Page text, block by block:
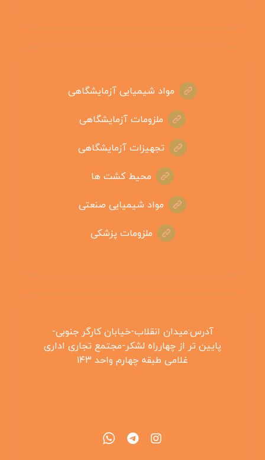
مواد شیمیایی آزمایشگاهی
ملزومات آزمایشگاهی
تجهیزات آزمایشگاهی
محیط کشت ها
مواد شیمیایی صنعتی
ملزومات پزشکی
آدرس:میدان انقلاب-خیابان کارگر جنوبی-
پایین تر از چهارراه لشکر-مجتمع تجاری اداری
غلامی طبقه چهارم واحد ۱۴۳